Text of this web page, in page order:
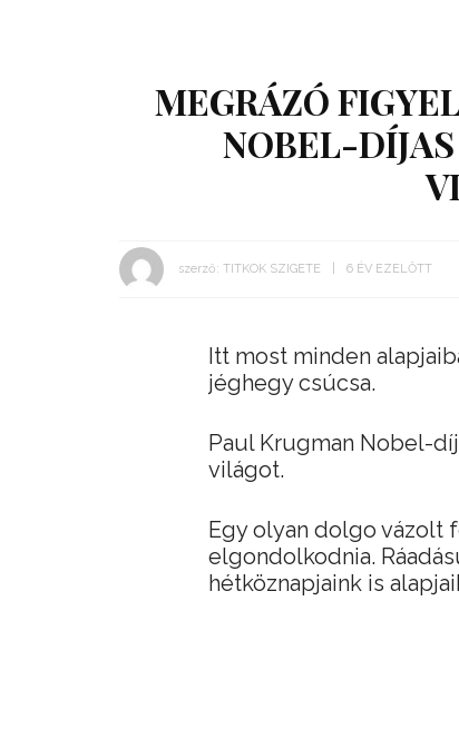
MEGRÁZÓ
NOBEL-DÍJAS
szerző: TITKOK SZIGETE 6 ÉV EZELŐTT
Itt most minden
jéghegy csúcsa.
Paul Krugman Nobel-
világot.
Egy olyan dolgo vázolt
elgondolkodnia.
hétköznapjaink is